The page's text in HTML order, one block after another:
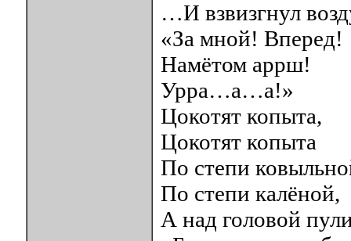
…И взвизгнул
«За мной! Вперед!
Намётом аррш!
Урра…а…а!»
Цокотят копыта,
Цокотят копыта
По степи
По степи калёной,
А над головой